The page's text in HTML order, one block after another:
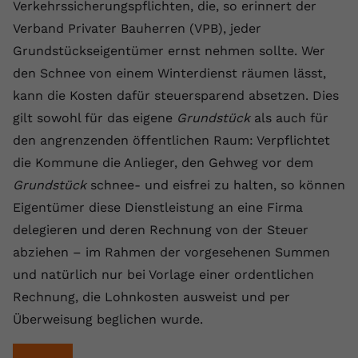
Verkehrssicherungspflichten, die, so erinnert der
Verband Privater Bauherren (VPB), jeder
Grundstückseigentümer ernst nehmen sollte. Wer
den Schnee von einem Winterdienst räumen lässt,
kann die Kosten dafür steuersparend absetzen. Dies
gilt sowohl für das eigene Grundstückals auch für
den angrenzenden öffentlichen Raum: Verpflichtet
die Kommune die Anlieger, den Gehweg vor dem
Grundstückschnee- und eisfrei zu halten, so können
Eigentümer diese Dienstleistung an eine Firma
delegieren und deren Rechnung von der Steuer
abziehen – im Rahmen der vorgesehenen Summen
und natürlich nur bei Vorlage einer ordentlichen
Rechnung, die Lohnkosten ausweist und per
Überweisung beglichen wurde.
Laufzeit 1 Jahr
Zweck
Dieser Wert speichert Ihre Consent-
Einstellungen. Unter anderem eine
zufällig generierte ID, für die
historische Speicherung Ihrer
Webseiten-Betreiber dies eingestellt
hat.
Anbieter VPB.de
Zweck
Dieses Cookie wird verwendet, um die
Speicherung von
Zweck
wiederzuerkennen und statistische
Informationen zur Nutzung der
Website zu erfassen.
Name _gcl au
Laufzeit 90 Tage
Zweck
Conversion-Tracking verwendet, um
Werbeklicks der Nutzung auf unserer
Website zuzuordnen.
Cookie-Informationen anzeigen
Externe Inhalte
Wir verwenden auf unserer Website externe Inhalte,
Name vuid
Laufzeit 2 Jahre
Zweck
Vimeo installiert dieses Cookie, um
Tracking-Informationen zu sammeln,
indem es eine eindeutige ID zum
Einbetten von Videos auf der Website
setzt.
Name
Cookie-Informationen anzeigen